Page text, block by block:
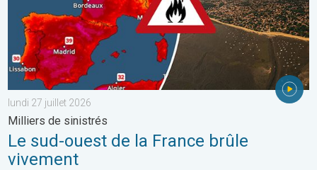
lundi 27 juillet 2026
Milliers de sinistrés
Le sud-ouest de la France brûle
vivement